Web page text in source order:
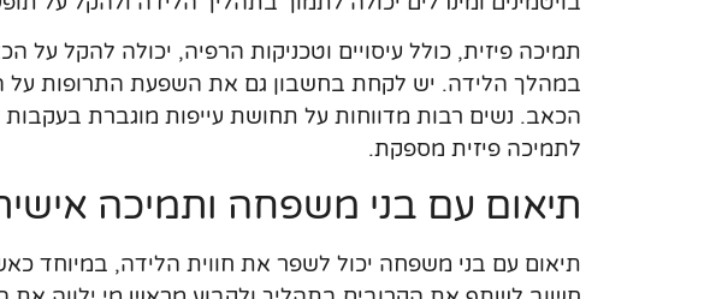
תמיכה פיזית, כולל עיסויים וטכניקות הרפיה, יכולה להקל
במהלך הלידה. יש לקחת בחשבון גם את השפעת התרופות על
הכאב. נשים רבות מדווחות על תחושת עייפות מוגברת בעקבות
לתמיכה פיזית מספקת.
תיאום עם בני משפחה ותמיכה
תיאום עם בני משפחה יכול לשפר את חווית הלידה, במיוחד